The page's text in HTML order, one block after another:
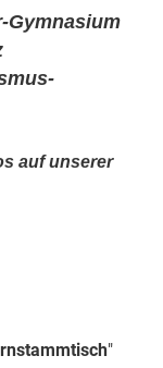
Gymnasium
auf unserer
"